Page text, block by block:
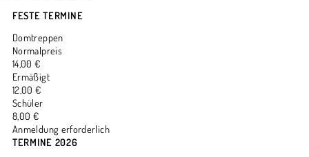
FESTE TERMINE
Domtreppen
Normalpreis
14,00 €
Ermäßigt
12,00 €
Schüler
8,00 €
Anmeldung erforderlich
TERMINE 2026